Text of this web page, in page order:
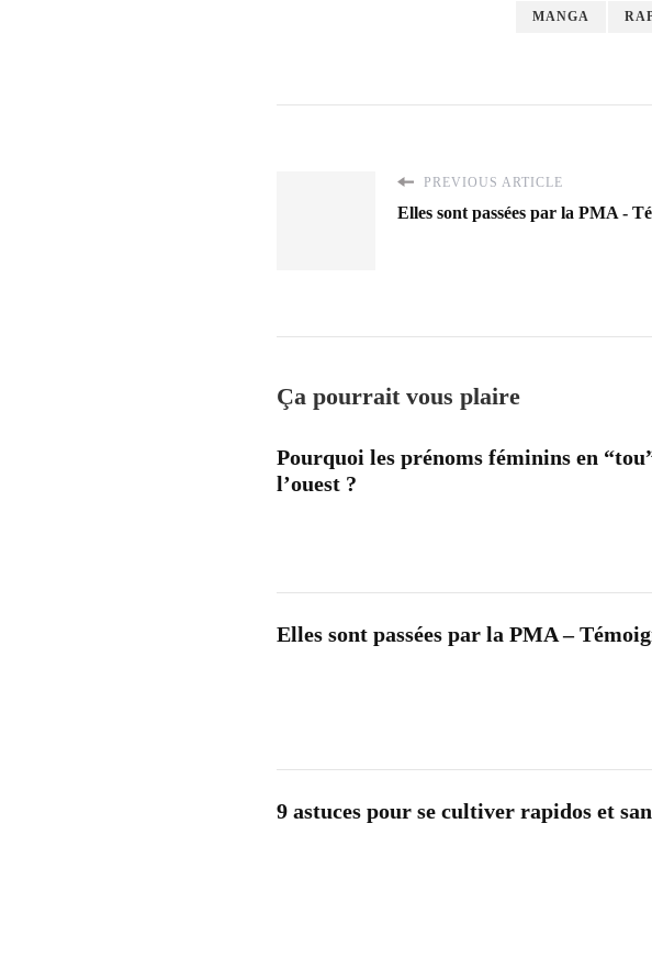
MANGA
PREVIOUS ARTICLE
Elles sont passées par la PMA -
Ça pourrait vous plaire
Pourquoi les prénoms féminins en
l’ouest ?
Elles sont passées par la PMA –
9 astuces pour se cultiver rapidos et